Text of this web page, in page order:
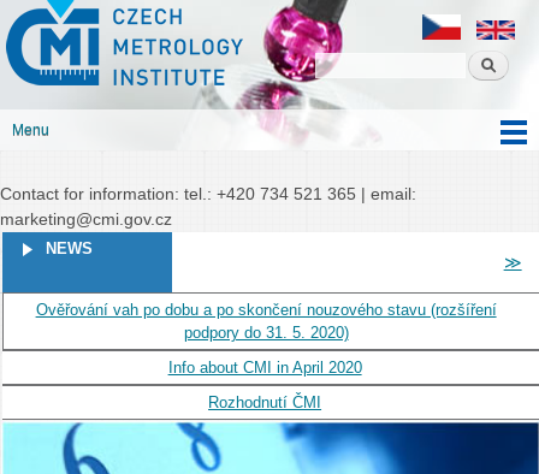
content
Czech metrology institute
Czech
metrology
institute
Menu
Contact for information: tel.: +420 734 521 365 | email:
marketing@cmi.gov.cz
NEWS
Ověřování vah po dobu a po skončení nouzového stavu (rozšíření
podpory do 31. 5. 2020)
Info about CMI in April 2020
Rozhodnutí ČMI
PAGES
≫